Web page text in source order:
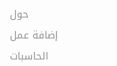
حول
إضافة عمل
الحاسبات